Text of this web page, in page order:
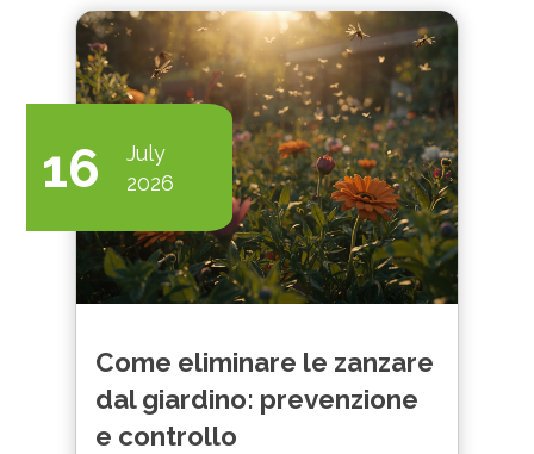
16
July
2026
Come eliminare le zanzare
dal giardino: prevenzione
e controllo